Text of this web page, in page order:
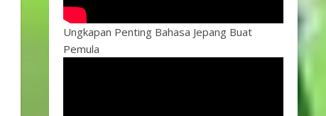
Ungkapan Penting Bahasa Jepang Buat
Pemula